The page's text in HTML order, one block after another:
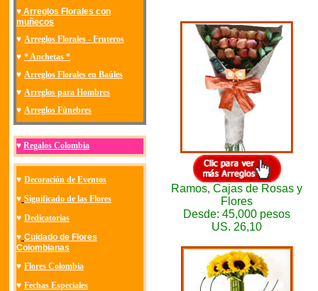
♥ Arreglos Florales con
muñecos
♥ Arreglos Florales - Fruteros
♥ * Anchetas *
♥ Arreglos Florales en Baúles
♥ Arreglos para Hombres
♥ Arreglos Fúnebres
♥ Regalos Colombia
♥ Decoración de Eventos
♥ Significado de las Flores
♥ Dedicatorias
♥ Cuidado de Flores
Colombianas
♥ Flores Colombia
♥ Fechas Especiales
Ramos, Cajas de Rosas y
Flores
Desde: 45,000 pesos
US. 26,10